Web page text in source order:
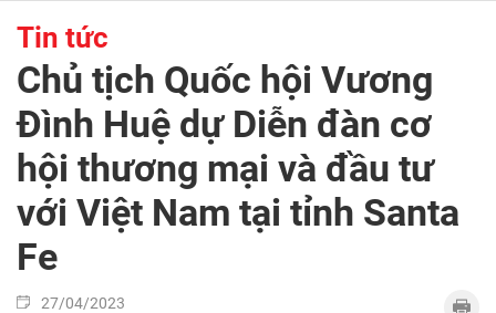
Tin tức
Chủ tịch Quốc hội Vương
Đình Huệ dự Diễn đàn cơ
hội thương mại và đầu tư
với Việt Nam tại tỉnh Santa
Fe
27/04/2023